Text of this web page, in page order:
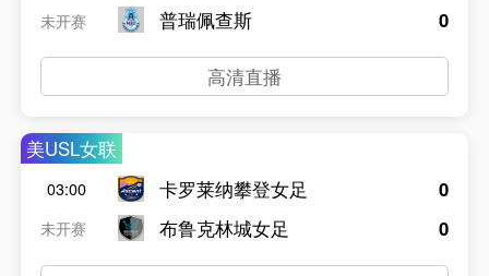
未开赛
普瑞佩查斯
0
高清直播
美USL女联
03:00
未开赛
卡罗莱纳攀登女足
布鲁克林城女足
0
0